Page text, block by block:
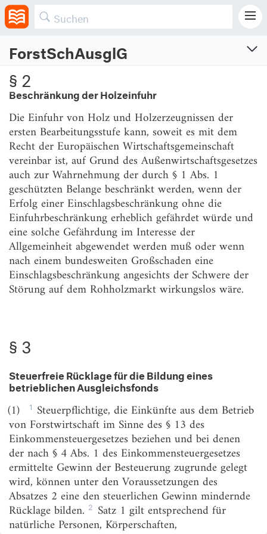
ForstSchAusglG
Gesetz zum Ausgleich von Auswirkungen besonderer Schadensereignisse in
der Forstwirtschaft
Vom 29.8.1969 (BGBl. I S. 1533)
Neugefasst am 26.8.1985 (BGBl. I S. 1756)
Zuletzt geändert am 10.8.2021 (BGBl. I S. 3436)
§ 1
Beschränkung des ordentlichen Holzeinschlags
§ 2
Beschränkung der Holzeinfuhr
§ 3
Steuerfreie Rücklage für die Bildung eines
betrieblichen Ausgleichsfonds
§ 4
Pauschsatz für Betriebsausgaben
§ 4a
Bewertung von Holzvorräten aus
Kalamitätsnutzungen bei der Forstwirtschaft
Sonstige steuerliche Maßnahmen
§ 7
§ 9
Durchführungsvorschriften
§ 10
(weggefallen)
§ 11
Bußgeldvorschriften
§ 11a
Übergangsvorschrift
§ 12
(weggefallen)
§ 13
(Inkrafttreten)
Härte führen würde.
§ 2
Beschränkung der Holzeinfuhr
Die Einfuhr von Holz und Holzerzeugnissen der
ersten Bearbeitungsstufe kann, soweit es mit dem
Recht der Europäischen Wirtschaftsgemeinschaft
vereinbar ist, auf Grund des Außenwirtschaftsgesetzes
auch zur Wahrnehmung der durch § 1 Abs. 1
geschützten Belange beschränkt werden, wenn der
Erfolg einer Einschlagsbeschränkung ohne die
Einfuhrbeschränkung erheblich gefährdet würde und
eine solche Gefährdung im Interesse der
Allgemeinheit abgewendet werden muß oder wenn
nach einem bundesweiten Großschaden eine
Einschlagsbeschränkung angesichts der Schwere der
Störung auf dem Rohholzmarkt wirkungslos wäre.
§ 3
Steuerfreie Rücklage für die Bildung eines
betrieblichen Ausgleichsfonds
(1) 1 Steuerpflichtige, die Einkünfte aus dem Betrieb
von Forstwirtschaft im Sinne des § 13 des
Einkommensteuergesetzes beziehen und bei denen
der nach § 4 Abs. 1 des Einkommensteuergesetzes
ermittelte Gewinn der Besteuerung zugrunde gelegt
wird, können unter den Voraussetzungen des
Absatzes 2 eine den steuerlichen Gewinn mindernde
Rücklage bilden. 2 Satz 1 gilt entsprechend für
natürliche Personen, Körperschaften,